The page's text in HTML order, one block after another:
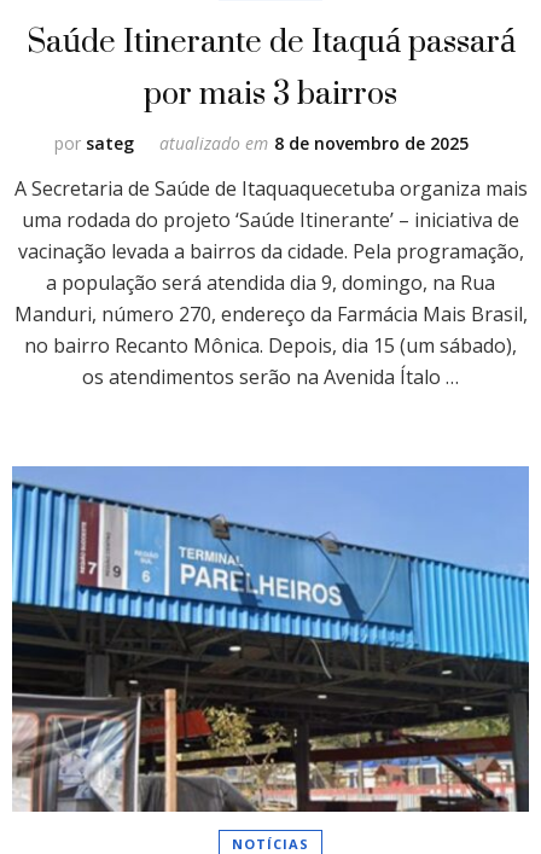
Saúde Itinerante de Itaquá passará
por mais 3 bairros
por sateg atualizado em 8 de novembro de 2025
A Secretaria de Saúde de Itaquaquecetuba organiza mais
uma rodada do projeto ‘Saúde Itinerante’ – iniciativa de
vacinação levada a bairros da cidade. Pela programação,
a população será atendida dia 9, domingo, na Rua
Manduri, número 270, endereço da Farmácia Mais Brasil,
no bairro Recanto Mônica. Depois, dia 15 (um sábado),
os atendimentos serão na Avenida Ítalo …
NOTÍCIAS